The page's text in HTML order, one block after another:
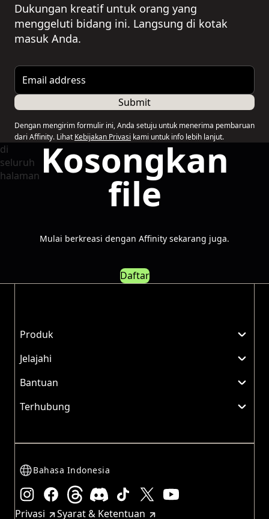
Dukungan kreatif untuk orang yang
menggeluti bidang ini. Langsung di kotak
masuk Anda.
Email address
Submit
Dengan mengirim formulir ini, Anda setuju untuk menerima pembaruan
dari Affinity. Lihat Kebijakan Privasi kami untuk info lebih lanjut.
Kosongkan
file
Mulai berkreasi dengan Affinity sekarang juga.
Daftar
Produk
Jelajahi
Bantuan
Terhubung
Bahasa Indonesia
Instagram Facebook Threads Discord TikTok
Privasi Syarat & Ketentuan